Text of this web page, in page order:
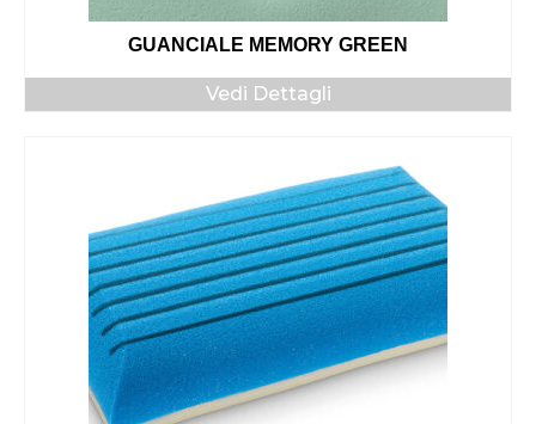
GUANCIALE MEMORY GREEN
Vedi Dettagli